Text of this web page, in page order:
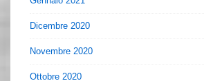
Dicembre 2020
Novembre 2020
Ottobre 2020